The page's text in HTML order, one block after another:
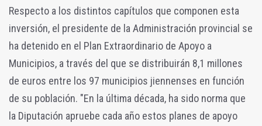
Respecto a los distintos capítulos que componen esta
inversión, el presidente de la Administración provincial se
ha detenido en el Plan Extraordinario de Apoyo a
Municipios, a través del que se distribuirán 8,1 millones
de euros entre los 97 municipios jiennenses en función
de su población. "En la última década, ha sido norma que
la Diputación apruebe cada año estos planes de apoyo